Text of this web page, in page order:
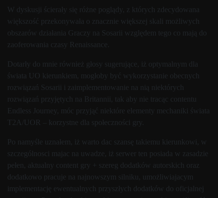
W dyskusji ścierały się różne poglądy, z których zdecydowana
większość przekonywała o znacznie większej skali możliwych
obszarów działania Graczy na Sosarii względem tego co mają do
zaoferowania czasy Renaissance.
Dotarły do mnie również głosy sugerujące, iż optymalnym dla
świata UO kierunkiem, mogłoby być wykorzystanie obecnych
rozwiązań Sosarii i zaimplementowanie na nią niektórych
rozwiązań przyjętych na Britannii, tak aby nie tracąc contentu
Endless Journey, móc przyjąć niektóre elementy mechaniki świata
T2A/UOR – korzystne dla społeczności gry.
Po namyśle uznałem, iż warto dac szansę takiemu kierunkowi, w
szczególnosci majac na uwadze, iż serwer ten posiada w zasadzie
pełen, aktualny content gry + szereg dodatków autorskich oraz
dodatkowo pracuje na najnowszym silniku, umożliwiajacym
implementację ewentualnych przyszłych dodatków do oficjalnej